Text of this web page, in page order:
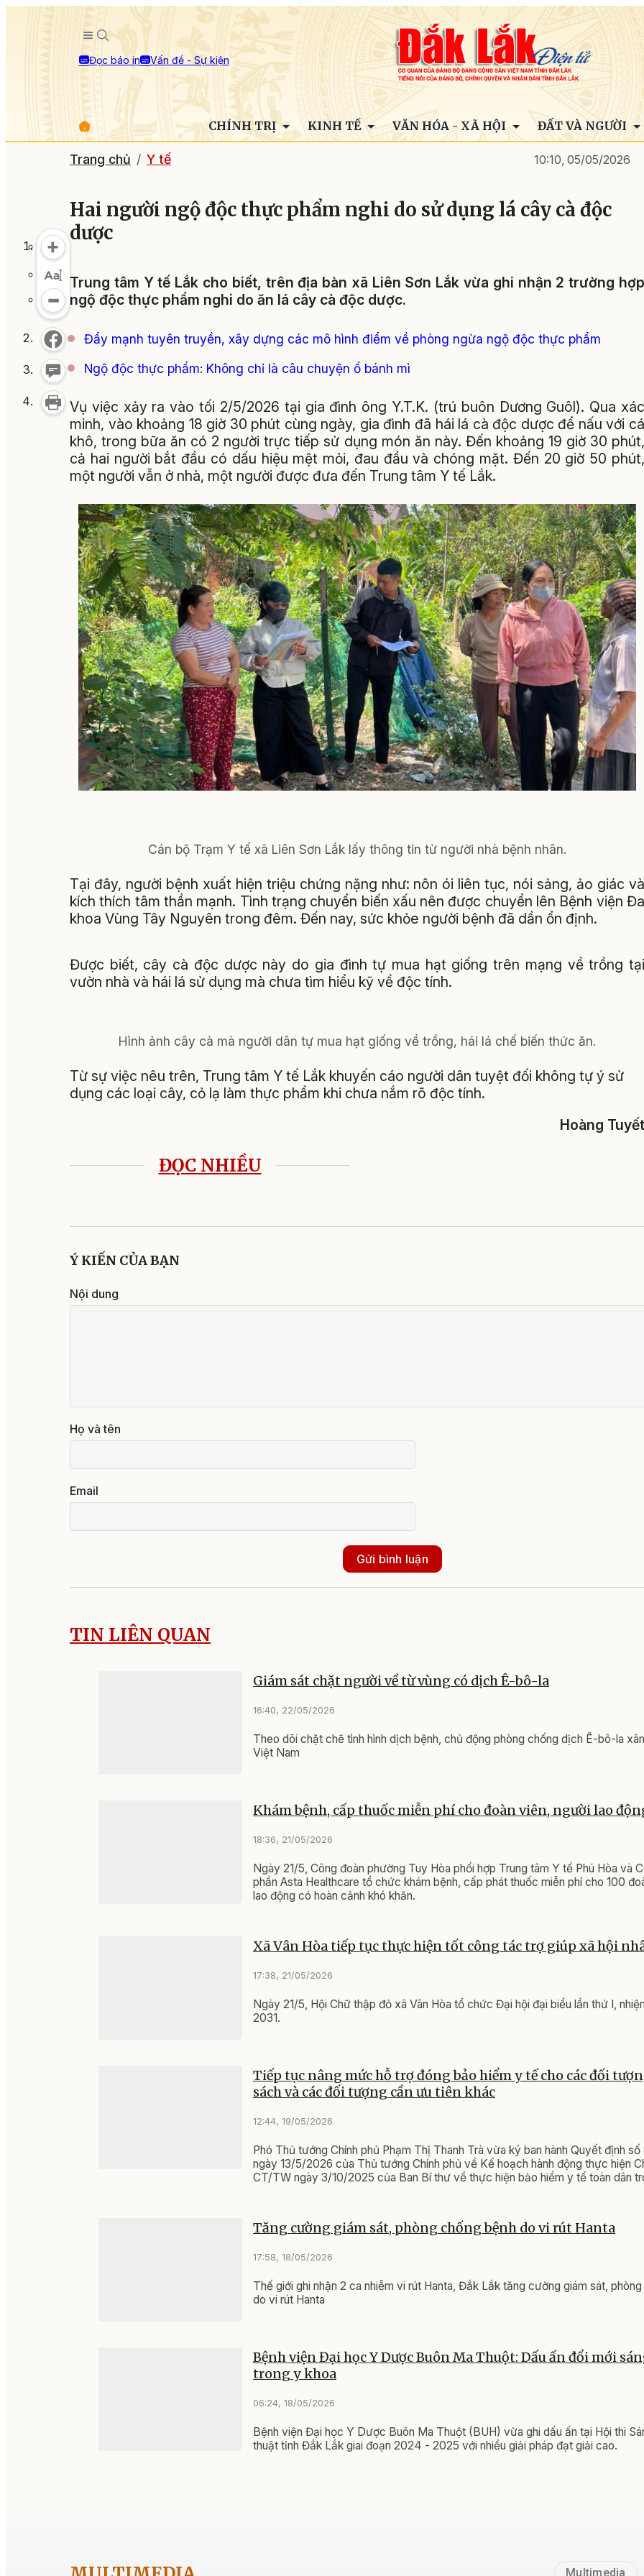
Đọc báo in Vấn đề - Sự kiện
CHÍNH TRỊ KINH TẾ VĂN HÓA - XÃ HỘI ĐẤT VÀ NGƯỜI
Trang chủ Y tế 10:10, 05/05/2026
Hai người ngộ độc thực phẩm nghi do sử dụng lá cây cà độc
dược
Trung tâm Y tế Lắk cho biết, trên địa bàn xã Liên Sơn Lắk vừa ghi nhận 2 trường hợp
ngộ độc thực phẩm nghi do ăn lá cây cà độc dược.
Đẩy mạnh tuyên truyền, xây dựng các mô hình điểm về phòng ngừa ngộ độc thực phẩm
Ngộ độc thực phẩm: Không chỉ là câu chuyện ổ bánh mì
Vụ việc xảy ra vào tối 2/5/2026 tại gia đình ông Y.T.K. (trú buôn Dương Guôl). Qua xác
minh, vào khoảng 18 giờ 30 phút cùng ngày, gia đình đã hái lá cà độc dược để nấu với cá
khô, trong bữa ăn có 2 người trực tiếp sử dụng món ăn này. Đến khoảng 19 giờ 30 phút,
cả hai người bắt đầu có dấu hiệu mệt mỏi, đau đầu và chóng mặt. Đến 20 giờ 50 phút,
một người vẫn ở nhà, một người được đưa đến Trung tâm Y tế Lắk.
Cán bộ Trạm Y tế xã Liên Sơn Lắk lấy thông tin từ người nhà bệnh nhân.
Tại đây, người bệnh xuất hiện triệu chứng nặng như: nôn ói liên tục, nói sảng, ảo giác và
kích thích tâm thần mạnh. Tình trạng chuyển biến xấu nên được chuyển lên Bệnh viện Đa
khoa Vùng Tây Nguyên trong đêm. Đến nay, sức khỏe người bệnh đã dần ổn định.
Được biết, cây cà độc dược này do gia đình tự mua hạt giống trên mạng về trồng tại
vườn nhà và hái lá sử dụng mà chưa tìm hiểu kỹ về độc tính.
Từ sự việc nêu trên, Trung tâm Y tế Lắk khuyến cáo người dân tuyệt đối không tự ý sử
ĐỌC NHIỀU
Gửi bình luận
Giám sát chặt người về từ vùng có dịch Ê-bô-la
16:40, 22/05/2026